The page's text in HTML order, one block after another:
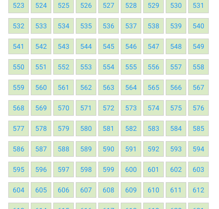
523 524 525 526 527 528 529 530 531
532 533 534 535 536 537 538 539 540
541 542 543 544 545 546 547 548 549
550 551 552 553 554 555 556 557 558
559 560 561 562 563 564 565 566 567
568 569 570 571 572 573 574 575 576
577 578 579 580 581 582 583 584 585
586 587 588 589 590 591 592 593 594
595 596 597 598 599 600 601 602 603
604 605 606 607 608 609 610 611 612